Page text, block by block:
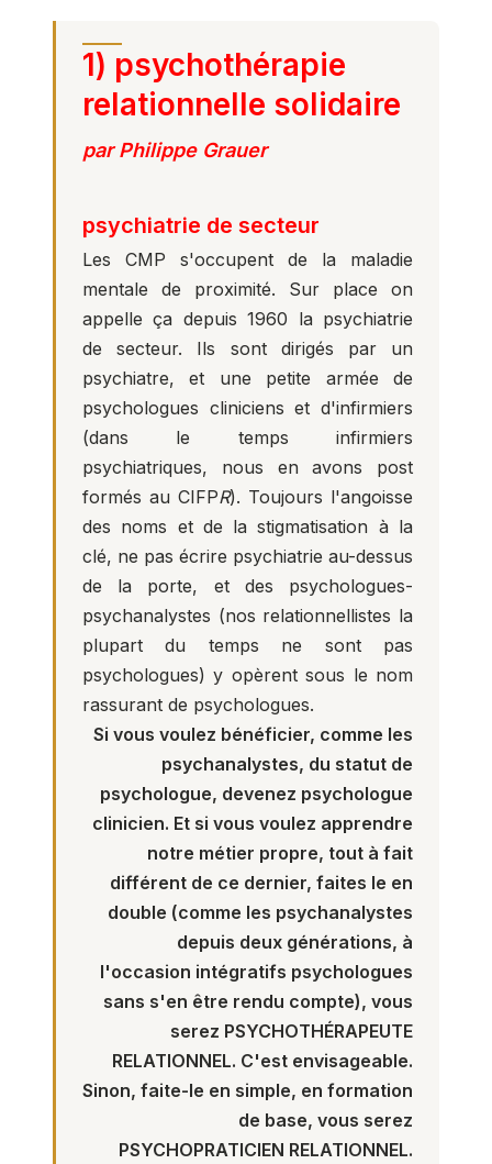
1) psychothérapie
relationnelle solidaire
par Philippe Grauer
psychiatrie de secteur
Les CMP s'occupent de la maladie
mentale de proximité. Sur place on
appelle ça depuis 1960 la psychiatrie
de secteur. Ils sont dirigés par un
psychiatre, et une petite armée de
psychologues cliniciens et d'infirmiers
(dans le temps infirmiers
psychiatriques, nous en avons post
formés au CIFPR). Toujours l'angoisse
des noms et de la stigmatisation à la
clé, ne pas écrire psychiatrie au-dessus
de la porte, et des psychologues-
psychanalystes (nos relationnellistes la
plupart du temps ne sont pas
psychologues) y opèrent sous le nom
rassurant de psychologues.
Si vous voulez bénéficier, comme les
psychanalystes, du statut de
psychologue, devenez psychologue
clinicien. Et si vous voulez apprendre
notre métier propre, tout à fait
différent de ce dernier, faites le en
double (comme les psychanalystes
depuis deux générations, à
l'occasion intégratifs psychologues
sans s'en être rendu compte), vous
serez PSYCHOTHÉRAPEUTE
RELATIONNEL. C'est envisageable.
Sinon, faite-le en simple, en formation
de base, vous serez
PSYCHOPRATICIEN RELATIONNEL.